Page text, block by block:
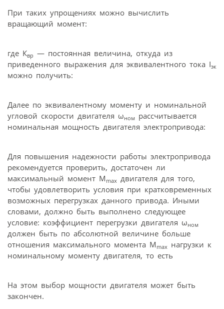
При таких упрощениях можно вычислить
вращающий момент:
где Квр — постоянная величина, откуда из
приведенного выражения для эквивалентного тока Iэк
можно получить:
Далее по эквивалентному моменту и номинальной
угловой скорости двигателя ωном рассчитывается
номинальная мощность двигателя электропривода:
Для повышения надежности работы электропривода
рекомендуется проверить, достаточен ли
максимальный момент M max двигателя для того,
чтобы удовлетворить условия при кратковременных
возможных перегрузках данного привода. Иными
словами, должно быть выполнено следующее
условие: коэффициент перегрузки двигателя ωном
должен быть по абсолютной величине больше
отношения максимального момента M max нагрузки к
номинальному моменту двигателя, то есть
На этом выбор мощности двигателя может быть
закончен.